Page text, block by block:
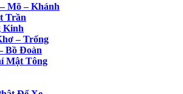
Mõ – Khánh
Trần
Kinh
– Trống
Bồ Đoàn
Mật Tông